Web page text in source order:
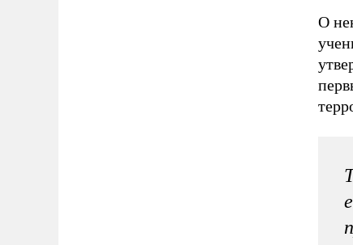
О